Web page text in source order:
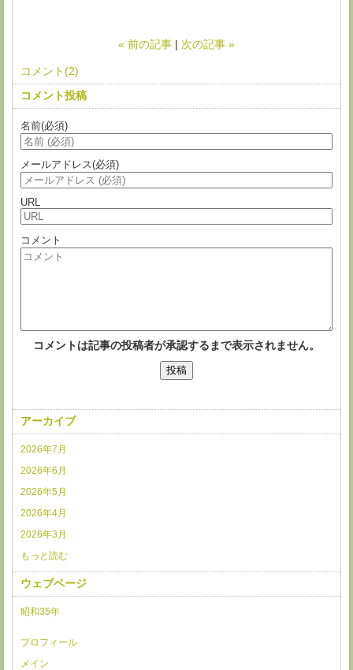
« 前の記事 次の記事 »
コメント(2)
コメント投稿
名前(必須)
メールアドレス(必須)
URL
コメント
コメントは記事の投稿者が承認するまで表示されません。
アーカイブ
2026年7月
2026年6月
2026年5月
2026年4月
2026年3月
もっと読む
ウェブページ
昭和35年
プロフィール
メイン